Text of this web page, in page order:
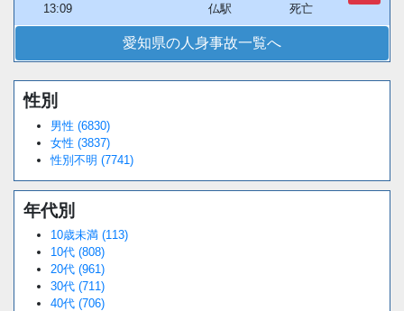
13:09
仏駅
死亡
愛知県の人身事故一覧へ
Unmute
性別
男性 (6830)
女性 (3837)
性別不明 (7741)
年代別
10歳未満 (113)
10代 (808)
20代 (961)
30代 (711)
40代 (706)